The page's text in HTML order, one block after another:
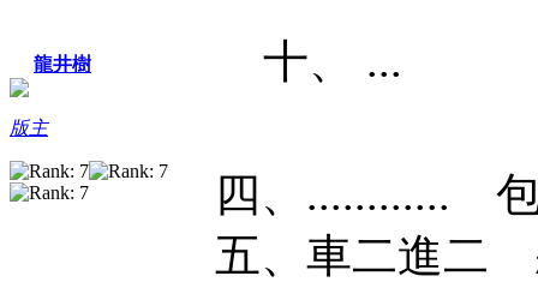
龍井樹
版主
十、 ...
四、............
五、車二進二